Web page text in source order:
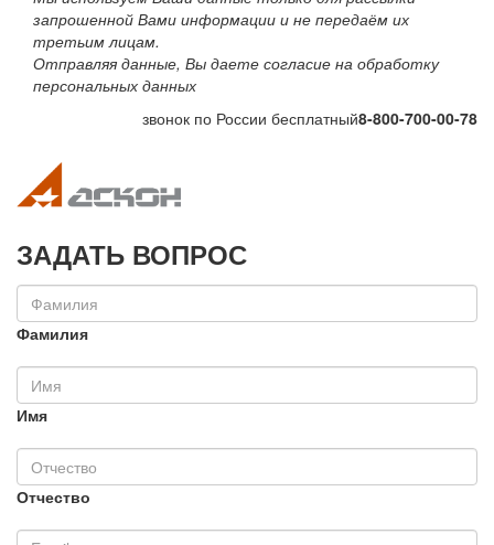
запрошенной Вами информации и не передаём их
третьим лицам.
Отправляя данные, Вы даете согласие на обработку
персональных данных
звонок по России бесплатный8-800-700-00-78
ЗАДАТЬ ВОПРОС
Фамилия
Имя
Отчество